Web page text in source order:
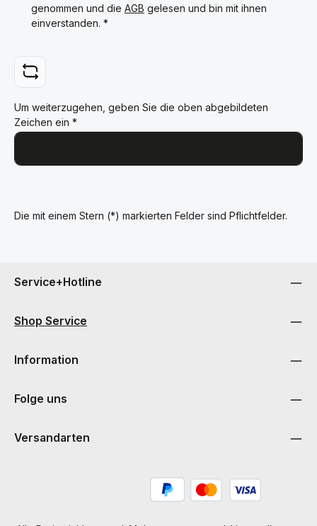
genommen und die AGB gelesen und bin mit ihnen
einverstanden. *
Um weiterzugehen, geben Sie die oben abgebildeten
Zeichen ein *
Die mit einem Stern (*) markierten Felder sind Pflichtfelder.
Service+Hotline
Shop Service
Information
Folge uns
Versandarten